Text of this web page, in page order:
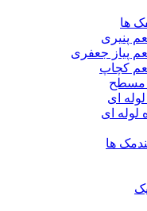
ها
پنیری
پیاز جعفری
کچاپ
مسطح
ای
لوله ای
ها